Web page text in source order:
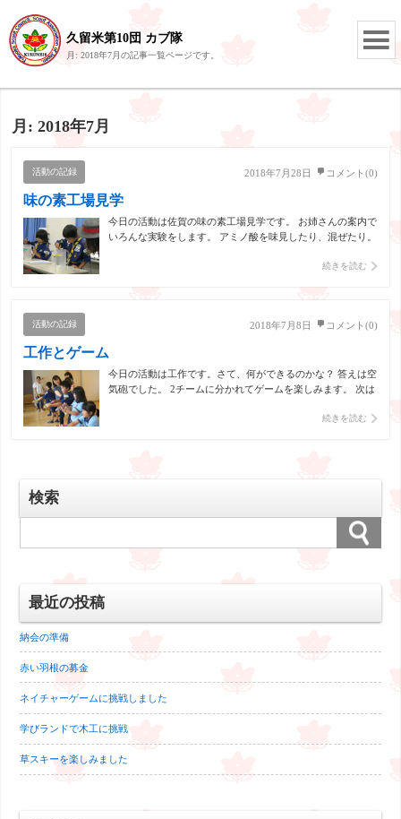
久留米第10団 カブ隊
月: 2018年7月の記事一覧ページです。
月:2018年7月
活動の記録 2018年7月28日 コメント(0)
味の素工場見学
今日の活動は佐賀の味の素工場見学です。 お姉さんの案内で
いろんな実験をします。 アミノ酸を味見したり、混ぜたり。
記念撮影。 最後はバスで構内を案内してもらいました。 と
続きを読む
活動の記録 2018年7月8日 コメント(0)
工作とゲーム
今日の活動は工作です。さて、何ができるのかな？ 答えは空
気砲でした。 2チームに分かれてゲームを楽しみます。 次は
た。 今年の夏はとても暑いので、室内で活動しましたが た
続きを読む
検索
最近の投稿
納会の準備
赤い羽根の募金
ネイチャーゲームに挑戦しました
学びランドで木工に挑戦
草スキーを楽しみました